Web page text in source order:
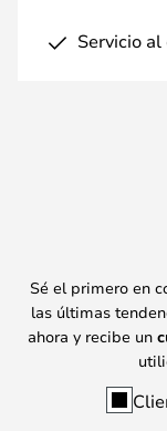
Servicio
Sé el primero en
las últimas
ahora y recibe un